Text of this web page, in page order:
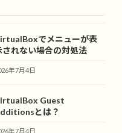
でメニューが表
されない場合の対処法
年7月4日
Guest
とは？
年7月4日